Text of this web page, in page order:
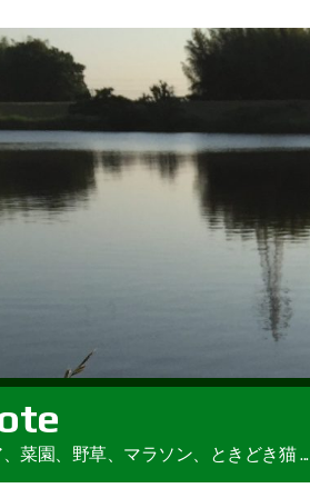
菜園、野草、マラソン、ときどき猫 ...